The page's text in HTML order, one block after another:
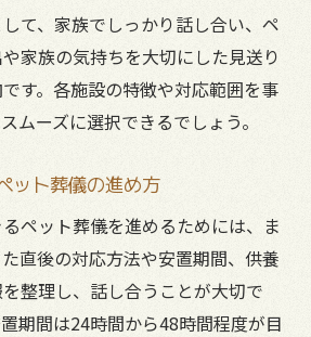
て、家族でしっかり話し合い、ペ
家族の気持ちを大切にした見送り
す。各施設の特徴や対応範囲を事
ムーズに選択できるでしょう。
ット葬儀の進め方
ペット葬儀を進めるためには、ま
直後の対応方法や安置期間、供養
整理し、話し合うことが大切で
期間は24時間から48時間程度が目